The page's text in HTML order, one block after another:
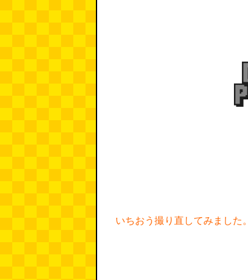
いちおう撮り直してみました。